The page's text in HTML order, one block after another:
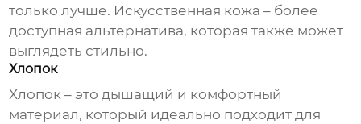
только лучше. Искусственная кожа – более
доступная альтернатива, которая также может
выглядеть стильно.
Хлопок
Хлопок – это дышащий и комфортный
материал, который идеально подходит для